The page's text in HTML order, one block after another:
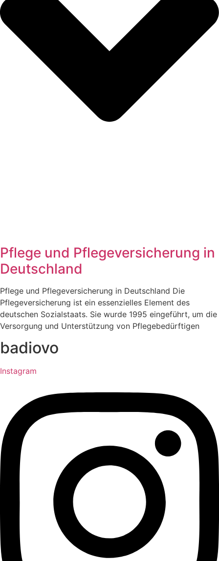
Pflege und Pflegeversicherung in
Deutschland
Pflege und Pflegeversicherung in Deutschland Die
Pflegeversicherung ist ein essenzielles Element des
deutschen Sozialstaats. Sie wurde 1995 eingeführt, um die
Versorgung und Unterstützung von Pflegebedürftigen
badiovo
Instagram